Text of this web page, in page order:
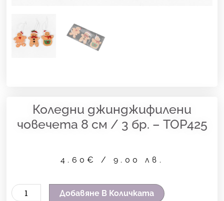
Коледни джинджифилени
човечета 8 см / 3 бр. – TOP425
4.60€ / 9.00 лв.
количество Добавяне В Количката